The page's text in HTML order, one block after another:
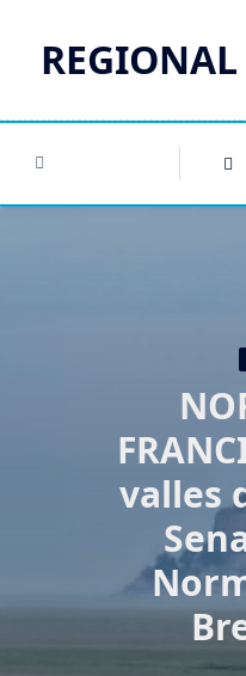
contenido
valles